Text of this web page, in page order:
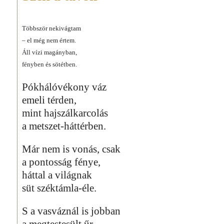
Többször nekivágtam
– el még nem értem.
Áll vízi magányban,
fényben és sötétben.
Pókhálóvékony váz
emeli térden,
mint hajszálkarcolás
a metszet-háttérben.
Már nem is vonás, csak
a pontosság fénye,
háttal a világnak
süt széktámla-éle.
S a vasváznál is jobban